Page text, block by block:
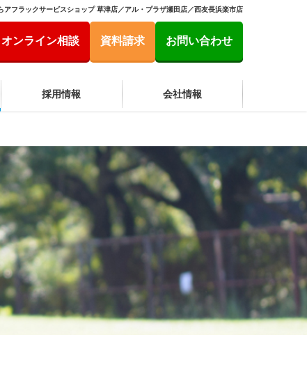
アフラックサービスショップ 草津店／アル・プラザ瀬田店／西友長浜楽市店
オンライン相談 資料請求 お問い合わせ
採用情報 会社情報